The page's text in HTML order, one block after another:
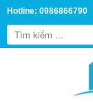
Hotline: 0986866790